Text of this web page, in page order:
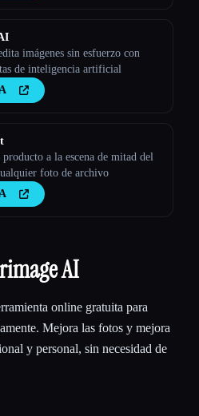
imágenes sin esfuerzo con
de inteligencia artificial
a la escena de mitad del
foto de archivo
AI
online gratuita para
Mejora las fotos y mejora
y personal, sin necesidad de